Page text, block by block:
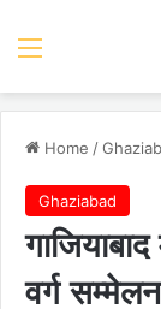
Menu
Home /
Ghaziabad
वर्ग